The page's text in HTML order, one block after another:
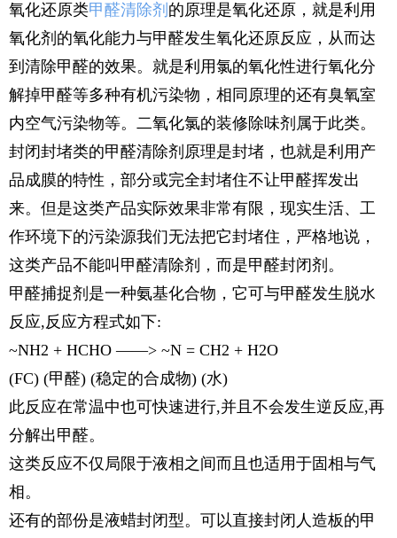
氧化还原类甲醛清除剂 的原理是氧化还原，就是利用
氧化剂的氧化能力与甲醛发生氧化还原反应，从而达
到清除甲醛的效果。就是利用氯的氧化性进行氧化分
解掉甲醛等多种有机污染物，相同原理的还有臭氧室
内空气污染物等。二氧化氯的装修除味剂属于此类。
封闭封堵类的甲醛清除剂原理是封堵，也就是利用产
品成膜的特性，部分或完全封堵住不让甲醛挥发出
来。但是这类产品实际效果非常有限，现实生活、工
作环境下的污染源我们无法把它封堵住，严格地说，
这类产品不能叫甲醛清除剂，而是甲醛封闭剂。
甲醛捕捉剂是一种氨基化合物，它可与甲醛发生脱水
反应,反应方程式如下:
~NH2 + HCHO ——> ~N = CH2 + H2O
(FC) (甲醛) (稳定的合成物) (水)
此反应在常温中也可快速进行,并且不会发生逆反应,再
分解出甲醛。
这类反应不仅局限于液相之间而且也适用于固相与气
相。
还有的部份是液蜡封闭型。可以直接封闭人造板的甲